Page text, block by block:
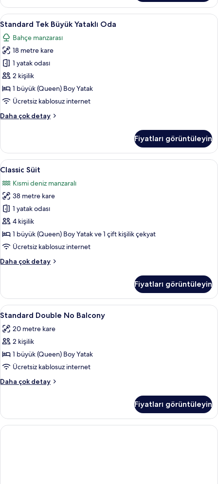
hakkında
daha
fazla
detay
Standard
Tek
Büyük
Yataklı
Oda
için
tüm
fotoğrafları
Standard Tek Büyük Yataklı Oda |
12
Standard Tek Büyük Yataklı Oda
Bahçe manzarası
18 metre kare
1 yatak odası
2 kişilik
1 büyük (Queen) Boy Yatak
Ücretsiz kablosuz internet
Daha çok detay
Standard
Oda
hakkında
daha
detay
Fiyatları görüntüleyin
Classic
Süit
için
tüm
fotoğrafları
görün
9
Classic Süit
Kısmi deniz manzaralı
38 metre kare
1 yatak odası
4 kişilik
1 büyük (Queen) Boy Yatak ve 1 çift kişilik çekyat
Ücretsiz kablosuz internet
Daha çok detay
Classic
fazla
detay
Fiyatları görüntüleyin
Standard
Double
No
Balcony
için
tüm
fotoğrafları
görün
Minibar, ses yalıtımı, ücretsiz
2
Standard Double No Balcony
20 metre kare
2 kişilik
1 büyük (Queen) Boy Yatak
Ücretsiz kablosuz internet
Daha çok detay
Standard
hakkında
daha
fazla
Fiyatları görüntüleyin